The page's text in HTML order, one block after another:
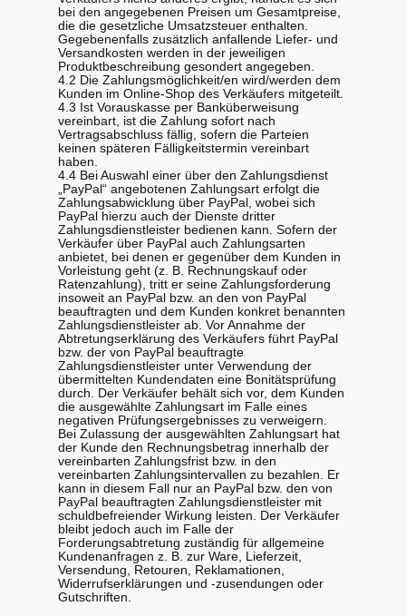
bei den angegebenen Preisen um Gesamtpreise,
die die gesetzliche Umsatzsteuer enthalten.
Gegebenenfalls zusätzlich anfallende Liefer- und
Versandkosten werden in der jeweiligen
Produktbeschreibung gesondert angegeben.
4.2 Die Zahlungsmöglichkeit/en wird/werden dem
Kunden im Online-Shop des Verkäufers mitgeteilt.
4.3 Ist Vorauskasse per Banküberweisung
vereinbart, ist die Zahlung sofort nach
Vertragsabschluss fällig, sofern die Parteien
keinen späteren Fälligkeitstermin vereinbart
haben.
4.4 Bei Auswahl einer über den Zahlungsdienst
„PayPal“ angebotenen Zahlungsart erfolgt die
Zahlungsabwicklung über PayPal, wobei sich
PayPal hierzu auch der Dienste dritter
Zahlungsdienstleister bedienen kann. Sofern der
Verkäufer über PayPal auch Zahlungsarten
anbietet, bei denen er gegenüber dem Kunden in
Vorleistung geht (z. B. Rechnungskauf oder
Ratenzahlung), tritt er seine Zahlungsforderung
insoweit an PayPal bzw. an den von PayPal
beauftragten und dem Kunden konkret benannten
Zahlungsdienstleister ab. Vor Annahme der
Abtretungserklärung des Verkäufers führt PayPal
bzw. der von PayPal beauftragte
Zahlungsdienstleister unter Verwendung der
übermittelten Kundendaten eine Bonitätsprüfung
durch. Der Verkäufer behält sich vor, dem Kunden
die ausgewählte Zahlungsart im Falle eines
negativen Prüfungsergebnisses zu verweigern.
Bei Zulassung der ausgewählten Zahlungsart hat
der Kunde den Rechnungsbetrag innerhalb der
vereinbarten Zahlungsfrist bzw. in den
vereinbarten Zahlungsintervallen zu bezahlen. Er
kann in diesem Fall nur an PayPal bzw. den von
PayPal beauftragten Zahlungsdienstleister mit
schuldbefreiender Wirkung leisten. Der Verkäufer
bleibt jedoch auch im Falle der
Forderungsabtretung zuständig für allgemeine
Kundenanfragen z. B. zur Ware, Lieferzeit,
Versendung, Retouren, Reklamationen,
Widerrufserklärungen und -zusendungen oder
Gutschriften.